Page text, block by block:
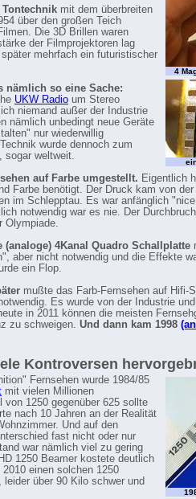
4
mit dem überbreiten
über den großen Teich
Die 3D Brillen waren
der Filmprojektoren lag
mehrfach ein futuristischer
nämlich so eine Sache:
UKW Radio um Stereo
niemand außer der Industrie
nämlich unbedingt neue Geräte
nur wiederwillig
wurde dennoch zum
sogar weltweit.
auf Farbe umgestellt. Eigentlich
Farbe benötigt. Der Druck kam von
im Schlepptau. Es war anfänglich
notwendig war es nie. Der
Olympiade.
4Kanal Quadro Schallplatte
aber nicht notwendig und die Effekte
ein Flop.
mußte das Farb-Fernsehen auf Hifi-
Es wurde von der Industrie
in 2011 können die meisten
zu schweigen. Und dann kam 1998
Kontroversen
Fernsehen wurde 1984/85
mit vielen Millionen
von 1250 gegenüber 625 sollte
nach 10 Jahren an der Realität
Und auf den
fast nicht oder nur
war nämlich viel zu gering
1250 Beamer kostete deutlich
einen solchen 1250
über 90 Kilo schwer und